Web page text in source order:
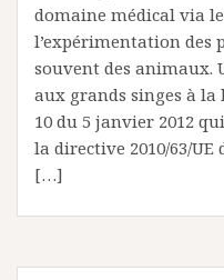
domaine médical via
l’expérimentation des
souvent des animaux.
aux grands singes à la
10 du 5 janvier 2012
la directive 2010/63/
[…]